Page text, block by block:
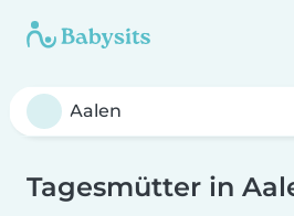
Tagesmütter in